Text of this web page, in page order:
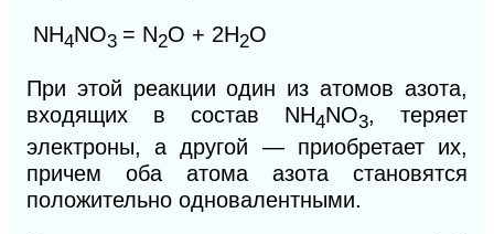
NH4NO3 = N2O + 2H2O
При этой реакции один из атомов азота,
входящих в состав NH4NO3, теряет
электроны, а другой — приобретает их,
причем оба атома азота становятся
положительно одновалентными.